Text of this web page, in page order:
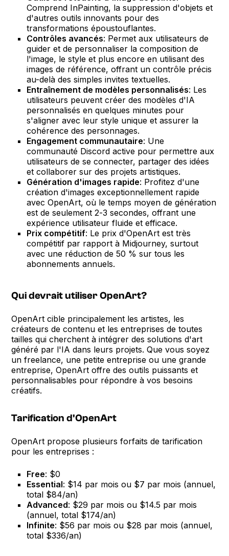
Comprend InPainting, la suppression d'objets et
d'autres outils innovants pour des
transformations époustouflantes.
Contrôles avancés: Permet aux utilisateurs de
guider et de personnaliser la composition de
l'image, le style et plus encore en utilisant des
images de référence, offrant un contrôle précis
au-delà des simples invites textuelles.
Entraînement de modèles personnalisés: Les
utilisateurs peuvent créer des modèles d'IA
personnalisés en quelques minutes pour
s'aligner avec leur style unique et assurer la
cohérence des personnages.
Engagement communautaire: Une
communauté Discord active pour permettre aux
utilisateurs de se connecter, partager des idées
et collaborer sur des projets artistiques.
Génération d'images rapide: Profitez d'une
création d'images exceptionnellement rapide
avec OpenArt, où le temps moyen de génération
est de seulement 2-3 secondes, offrant une
expérience utilisateur fluide et efficace.
Prix compétitif: Le prix d'OpenArt est très
compétitif par rapport à Midjourney, surtout
avec une réduction de 50 % sur tous les
abonnements annuels.
Qui devrait utiliser OpenArt?
OpenArt cible principalement les artistes, les
créateurs de contenu et les entreprises de toutes
tailles qui cherchent à intégrer des solutions d'art
généré par l'IA dans leurs projets. Que vous soyez
un freelance, une petite entreprise ou une grande
entreprise, OpenArt offre des outils puissants et
personnalisables pour répondre à vos besoins
créatifs.
Tarification d'OpenArt
OpenArt propose plusieurs forfaits de tarification
pour les entreprises :
Free: $0
Essential: $14 par mois ou $7 par mois (annuel,
total $84/an)
Advanced: $29 par mois ou $14.5 par mois
(annuel, total $174/an)
Infinite: $56 par mois ou $28 par mois (annuel,
total $336/an)